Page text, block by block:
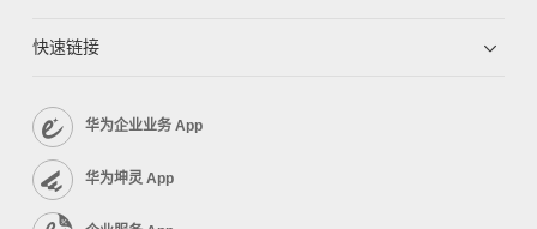
快速链接
华为企业业务 App
华为坤灵 App